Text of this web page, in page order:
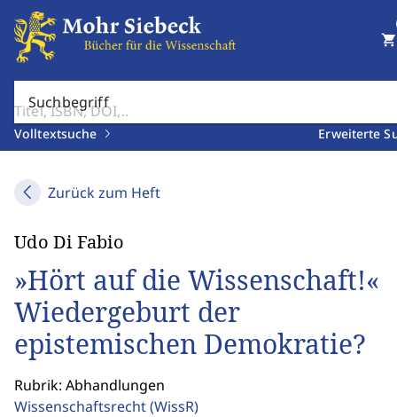
Suchbegriff
Volltextsuche Erweiterte
shopping_cart
Zurück zum Heft
Udo Di Fabio
»Hört auf die Wissenschaft!«
Wiedergeburt der
epistemischen Demokratie?
Rubrik: Abhandlungen
Wissenschaftsrecht(WissR)